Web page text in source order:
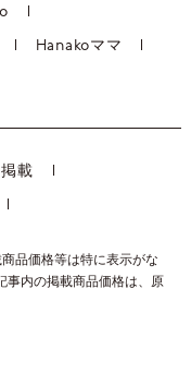
Hanakoママ
載
品価格等は特に表示がな
内の掲載商品価格は、 原